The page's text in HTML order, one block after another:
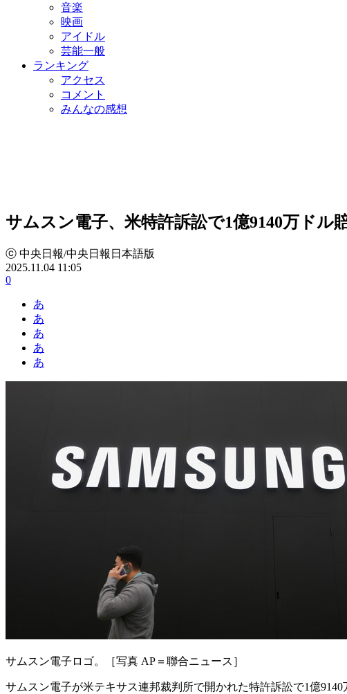
音楽
映画
アイドル
芸能一般
ランキング
アクセス
コメント
みんなの感想
サムスン電子、米特許訴訟で1億9140万ドル
ⓒ 中央日報/中央日報日本語版
2025.11.04 11:05
0
あ
あ
あ
あ
あ
サムスン電子ロゴ。［写真 AP＝聯合ニュース］
サムスン電子が米テキサス連邦裁判所で開かれた特許訴訟で1億